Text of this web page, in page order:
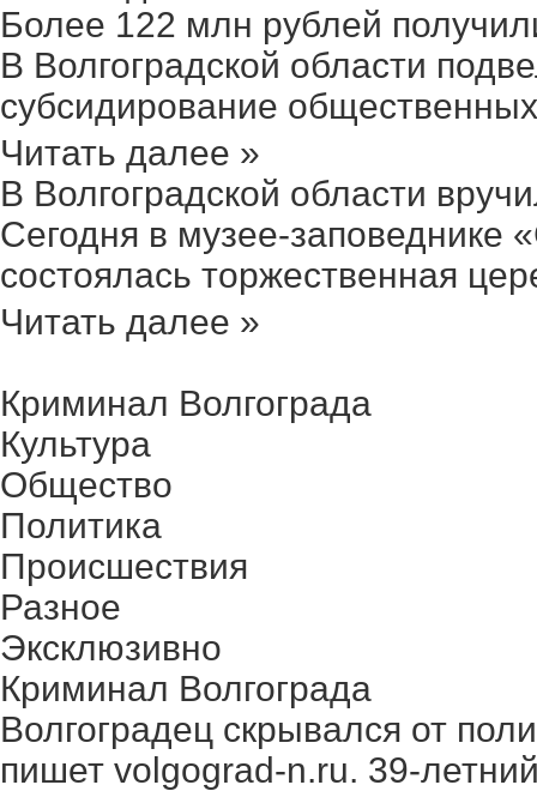
Более 122 млн рублей
В Волгоградской области
субсидирование
Читать далее »
В Волгоградской области
Сегодня в музее-заповеднике
состоялась торжественная
Читать далее »
Криминал Волгограда
Культура
Общество
Политика
Происшествия
Разное
Эксклюзивно
Криминал Волгограда
Волгоградец скрывался от
пишет volgograd-n.ru. 39-